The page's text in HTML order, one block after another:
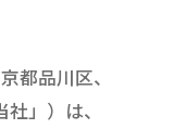
都品川区、
」）は、